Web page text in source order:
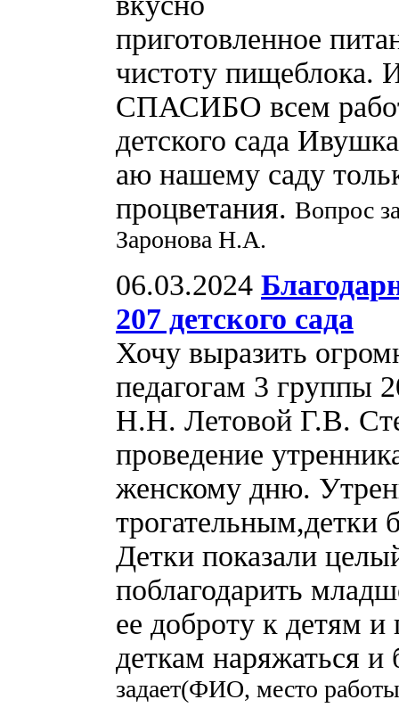
приготовленное
чистоту пищеблока.
СПАСИБО всем
детского сада
аю нашему саду
процветания. Вопрос
Заронова Н.А.
06.03.2024
207 детского сада
Хочу выразить
педагогам 3 группы
Н.Н. Летовой Г.В.
проведение
женскому дню.
трогательным,детки
Детки показали
поблагодарить
ее доброту к детям
деткам наряжаться
задает(ФИО, место